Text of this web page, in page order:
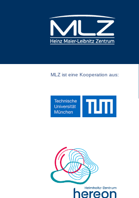
MLZ ist eine Kooperation aus: